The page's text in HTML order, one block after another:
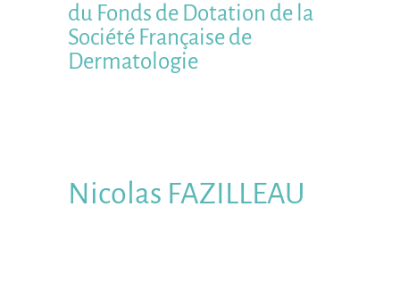
du Fonds de Dotation de la
Société Française de
Dermatologie
Nicolas FAZILLEAU